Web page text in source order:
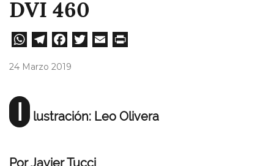
DVI 460
W
A
pp
Te
m
Fa
24 Marzo 2019
I lustración: Leo Olivera
Por Javier Tucci